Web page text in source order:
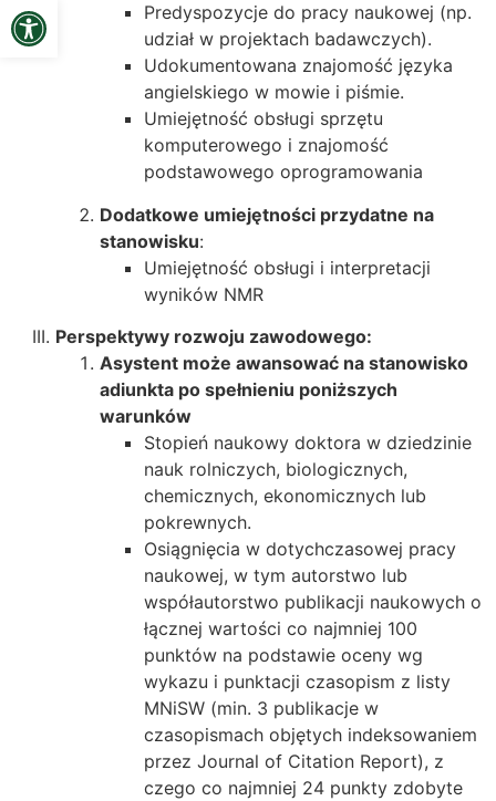
Open toolbar
Predyspozycje do pracy naukowej (np.
udział w projektach badawczych).
Udokumentowana znajomość języka
angielskiego w mowie i piśmie.
Umiejętność obsługi sprzętu
komputerowego i znajomość
podstawowego oprogramowania
Dodatkowe umiejętności przydatne na
stanowisku:
Umiejętność obsługi i interpretacji
wyników NMR
Perspektywy rozwoju zawodowego:
Asystent może awansować na stanowisko
adiunkta po spełnieniu poniższych
warunków
Stopień naukowy doktora w dziedzinie
nauk rolniczych, biologicznych,
chemicznych, ekonomicznych lub
pokrewnych.
Osiągnięcia w dotychczasowej pracy
naukowej, w tym autorstwo lub
współautorstwo publikacji naukowych o
łącznej wartości co najmniej 100
punktów na podstawie oceny wg
wykazu i punktacji czasopism z listy
MNiSW (min. 3 publikacje w
czasopismach objętych indeksowaniem
przez Journal of Citation Report), z
czego co najmniej 24 punkty zdobyte